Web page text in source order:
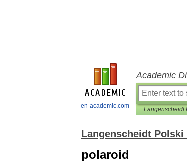
en-academic.com
Academic
Langenscheidt
polaroid